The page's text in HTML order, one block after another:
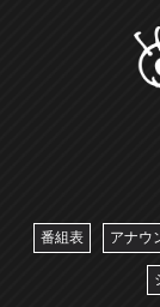
番組表 アナウ